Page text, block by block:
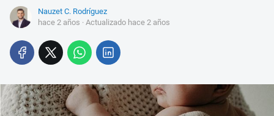
Nauzet C. Rodríguez
hace 2 años · Actualizado hace 2 años